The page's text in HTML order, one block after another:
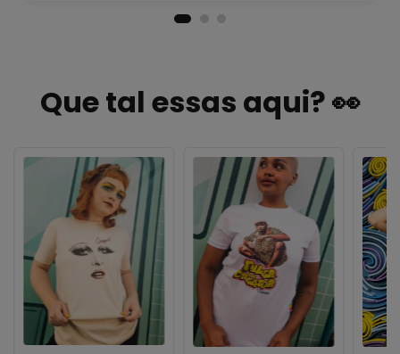
Que tal essas aqui? 👀